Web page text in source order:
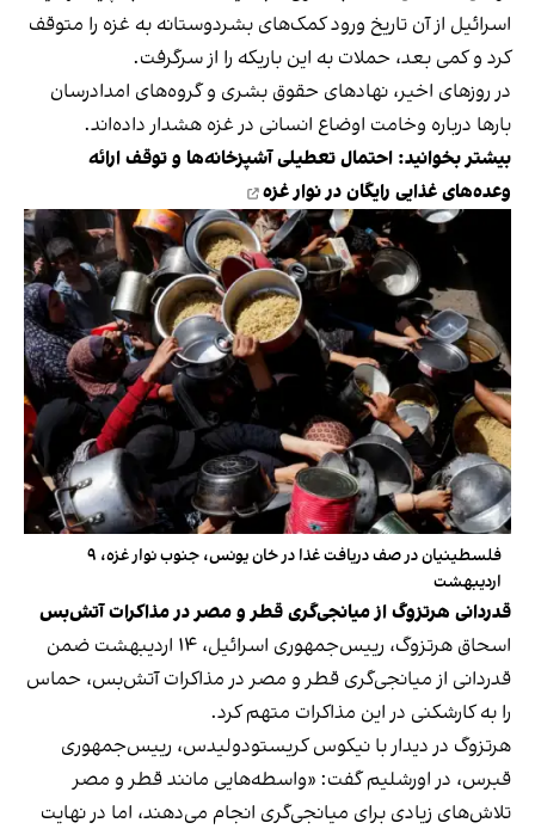
اسرائیل از آن تاریخ ورود کمک‌های بشردوستانه به غزه را متوقف
کرد و کمی بعد، حملات به این باریکه را از سرگرفت.
در روزهای اخیر، نهادهای حقوق بشری و گروه‌های امدادرسان
بارها درباره وخامت اوضاع انسانی در غزه هشدار داده‌اند.
بیشتر بخوانید: احتمال تعطیلی آشپزخانه‌ها و توقف ارائه
وعده‌های غذایی رایگان در نوار غزه
فلسطینیان در صف دریافت غذا در خان یونس، جنوب نوار غزه، ۹
اردیبهشت
قدردانی هرتزوگ از میانجی‌گری قطر و مصر در مذاکرات آتش‌بس
اسحاق هرتزوگ، رییس‌جمهوری اسرائیل، ۱۴ اردیبهشت ضمن
قدردانی از میانجی‌گری قطر و مصر در مذاکرات آتش‌بس، حماس
را به کارشکنی در این مذاکرات متهم کرد.
هرتزوگ در دیدار با نیکوس کریستودولیدس، رییس‌جمهوری
قبرس، در اورشلیم گفت: «واسطه‌هایی مانند قطر و مصر
تلاش‌های زیادی برای میانجی‌گری انجام می‌دهند، اما در نهایت